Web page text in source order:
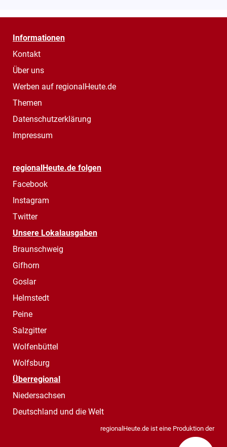
Informationen
Kontakt
Über uns
Werben auf regionalHeute.de
Themen
Datenschutzerklärung
Impressum
regionalHeute.de folgen
Facebook
Instagram
Twitter
Unsere Lokalausgaben
Braunschweig
Gifhorn
Goslar
Helmstedt
Peine
Salzgitter
Wolfenbüttel
Wolfsburg
Überregional
Niedersachsen
Deutschland und die Welt
regionalHeute.de ist eine Produktion der